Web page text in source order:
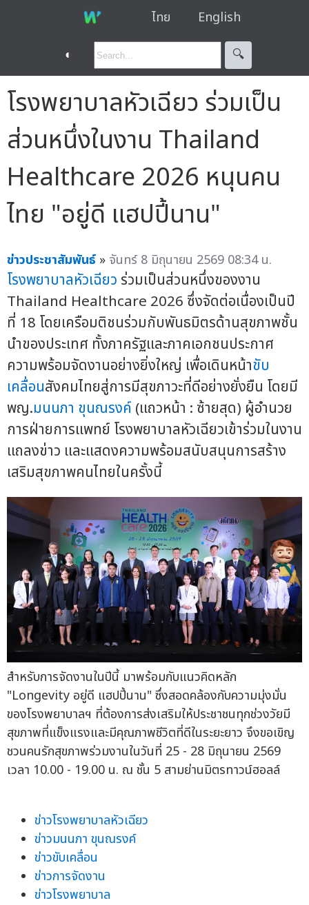
ไทย English
◐ 🔍︎
โรงพยาบาลหัวเฉียว ร่วมเป็น
ส่วนหนึ่งในงาน Thailand
Healthcare 2026 หนุนคน
ไทย "อยู่ดี แฮปปี้นาน"
ข่าวประชาสัมพันธ์ » จันทร์ 8 มิถุนายน 2569 08:34 น.
โรงพยาบาลหัวเฉียว ร่วมเป็นส่วนหนึ่งของงาน
Thailand Healthcare 2026 ซึ่งจัดต่อเนื่องเป็นปี
ที่ 18 โดยเครือมติชนร่วมกับพันธมิตรด้านสุขภาพชั้น
นำของประเทศ ทั้งภาครัฐและภาคเอกชนประกาศ
ความพร้อมจัดงานอย่างยิ่งใหญ่ เพื่อเดินหน้าขับ
เคลื่อนสังคมไทยสู่การมีสุขภาวะที่ดีอย่างยั่งยืน โดยมี
พญ.มนนภา ขุนณรงค์ (แถวหน้า : ซ้ายสุด) ผู้อำนวย
การฝ่ายการแพทย์ โรงพยาบาลหัวเฉียวเข้าร่วมในงาน
แถลงข่าว และแสดงความพร้อมสนับสนุนการสร้าง
เสริมสุขภาพคนไทยในครั้งนี้
สำหรับการจัดงานในปีนี้ มาพร้อมกับแนวคิดหลัก
"Longevity อยู่ดี แฮปปี้นาน" ซึ่งสอดคล้องกับความมุ่งมั่น
ของโรงพยาบาลฯ ที่ต้องการส่งเสริมให้ประชาชนทุกช่วงวัยมี
สุขภาพที่แข็งแรงและมีคุณภาพชีวิตที่ดีในระยะยาว จึงขอเขิญ
ชวนคนรักสุขภาพร่วมงานในวันที่ 25 - 28 มิถุนายน 2569
เวลา 10.00 - 19.00 น. ณ ชั้น 5 สามย่านมิตรทาวน์ฮอลล์
ข่าวโรงพยาบาลหัวเฉียว
ข่าวมนนภา ขุนณรงค์
ข่าวขับเคลื่อน
ข่าวการจัดงาน
ข่าวโรงพยาบาล